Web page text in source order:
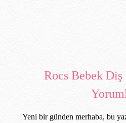
Rocs Bebek Diş
Yeni bir günden merhaba, bu